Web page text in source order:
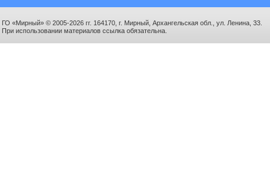
ГО «Мирный» © 2005-2026 гг. 164170, г. Мирный, Архангельская обл., ул. Ленина, 33.
При использовании материалов ссылка обязательна.